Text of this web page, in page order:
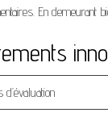
En demeurant
d’évaluation